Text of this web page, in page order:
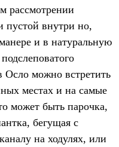
рассмотрении
пустой внутри но,
и в натуральную
Осло можно встретить
местах и на самые
может быть парочка,
бегущая с
на ходулях, или